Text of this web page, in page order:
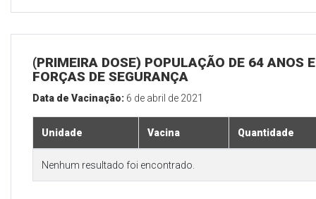
(PRIMEIRA DOSE) POPULAÇÃO DE 64 ANOS E
FORÇAS DE SEGURANÇA
Data de Vacinação: 6 de abril de 2021
Unidade Vacina Quantidade
Nenhum resultado foi encontrado.